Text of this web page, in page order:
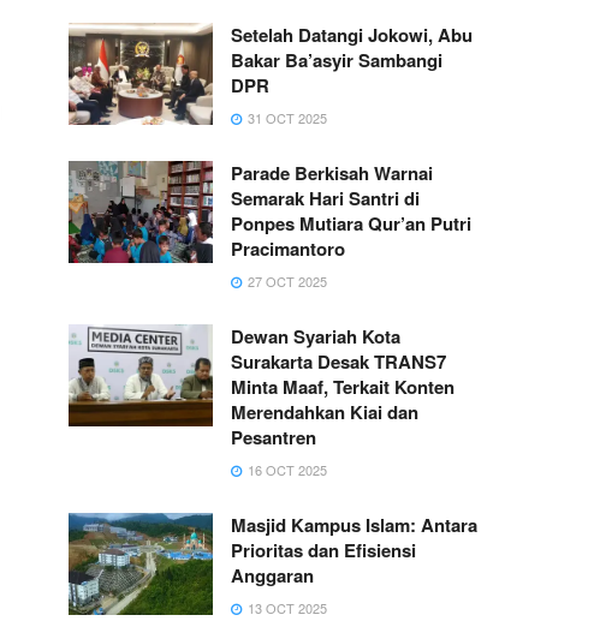
Setelah Datangi Jokowi, Abu
Bakar Ba’asyir Sambangi
DPR
31 OCT 2025
Parade Berkisah Warnai
Semarak Hari Santri di
Ponpes Mutiara Qur’an Putri
Pracimantoro
27 OCT 2025
Dewan Syariah Kota
Surakarta Desak TRANS7
Minta Maaf, Terkait Konten
Merendahkan Kiai dan
Pesantren
16 OCT 2025
Masjid Kampus Islam: Antara
Prioritas dan Efisiensi
Anggaran
13 OCT 2025